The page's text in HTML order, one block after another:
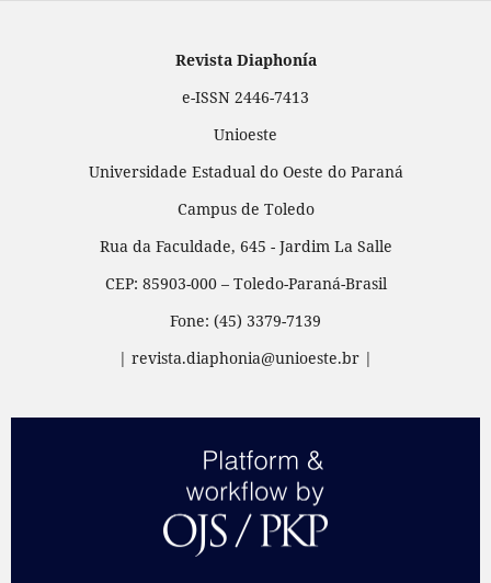
Revista Diaphonía
e-ISSN 2446-7413
Unioeste
Universidade Estadual do Oeste do Paraná
Campus de Toledo
Rua da Faculdade, 645 - Jardim La Salle
CEP: 85903-000 – Toledo-Paraná-Brasil
Fone: (45) 3379-7139
| revista.diaphonia@unioeste.br |